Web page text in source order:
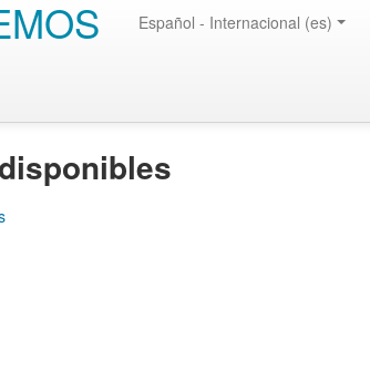
Español - Internacional (es)